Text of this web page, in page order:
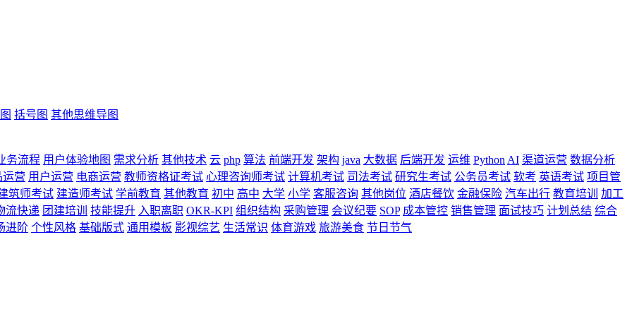
括号图 其他思维导图
务流程 用户体验地图 需求分析 其他技术 云 php 算法 前端开发 架构 java 大数据 后端开发 运维 Python AI 渠道运营 数据分析
运营 用户运营 电商运营 教师资格证考试 心理咨询师考试 计算机考试 司法考试 研究生考试 公务员考试 软考 英语考试 项目管
筑师考试 建造师考试 学前教育 其他教育 初中 高中 大学 小学 客服咨询 其他岗位 酒店餐饮 金融保险 汽车出行 教育培训
加工
流快递 团建培训 技能提升 入职离职 OKR-KPI 组织结构 采购管理 会议纪要 SOP 成本管控 销售管理 面试技巧 计划总结 综合
进阶 个性风格 基础版式 通用模板 影视综艺 生活常识 体育游戏 旅游美食 节日节气